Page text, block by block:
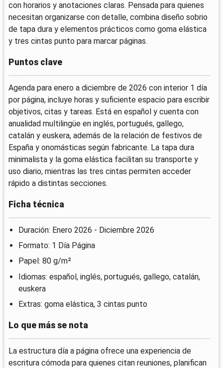
con horarios y anotaciones claras. Pensada para quienes
necesitan organizarse con detalle, combina diseño sobrio
de tapa dura y elementos prácticos como goma elástica
y tres cintas punto para marcar páginas.
Puntos clave
Agenda para enero a diciembre de 2026 con interior 1 día
por página, incluye horas y suficiente espacio para escribir
objetivos, citas y tareas. Está en español y cuenta con
anualidad multilingüe en inglés, portugués, gallego,
catalán y euskera, además de la relación de festivos de
España y onomásticas según fabricante. La tapa dura
minimalista y la goma elástica facilitan su transporte y
uso diario, mientras las tres cintas permiten acceder
rápido a distintas secciones.
Ficha técnica
Duración: Enero 2026 - Diciembre 2026
Formato: 1 Día Página
Papel: 80 g/m²
Idiomas: español, inglés, portugués, gallego, catalán,
euskera
Extras: goma elástica, 3 cintas punto
Lo que más se nota
La estructura día a página ofrece una experiencia de
escritura cómoda para quienes citan reuniones, planifican